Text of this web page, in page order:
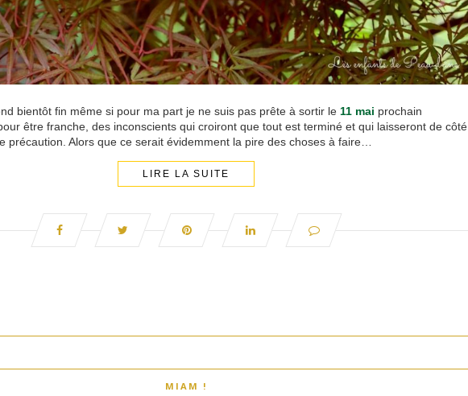
bientôt fin même si pour ma part je ne suis pas prête à sortir le 11 mai prochain
être franche, des inconscients qui croiront que tout est terminé et qui laisseront de côté
précaution. Alors que ce serait évidemment la pire des choses à faire…
LIRE LA SUITE
MIAM !